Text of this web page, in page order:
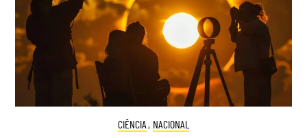
CIÊNCIA , NACIONAL